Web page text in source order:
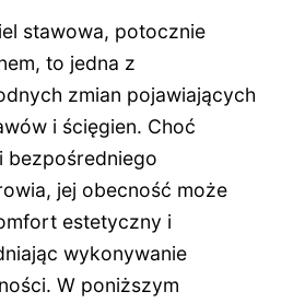
stawowa, potocznie
to jedna z
zmian pojawiających
i ścięgien. Choć
bezpośredniego
jej obecność może
estetyczny i
wykonywanie
W poniższym